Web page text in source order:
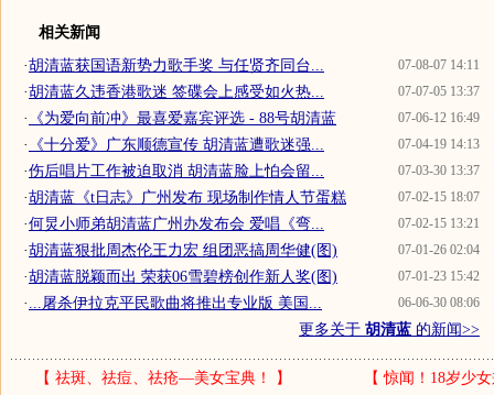
相关新闻
07-08-07 14:11
·胡清蓝获国语新势力歌手奖 与任贤齐同台...
07-07-05 13:37
·胡清蓝久违香港歌迷 签碟会上感受如火热...
07-06-12 16:49
· 《为爱向前冲》最喜爱嘉宾评选 - 88号胡清蓝
07-04-19 14:13
· 《十分爱》广东顺德宣传 胡清蓝遭歌迷强...
07-03-30 13:37
·伤后唱片工作被迫取消 胡清蓝脸上怕会留...
07-02-15 18:07
·胡清蓝《t日志》广州发布 现场制作情人节蛋糕
07-02-15 13:21
·何炅小师弟胡清蓝广州办发布会 爱唱《弯...
07-01-26 02:04
·胡清蓝狠批周杰伦王力宏 组团恶搞周华健(图)
07-01-23 15:42
·胡清蓝脱颖而出 荣获06雪碧榜创作新人奖(图)
06-06-30 08:06
·
...屠杀伊拉克平民歌曲将推出专业版 美国...
更多关于 胡清蓝 的新闻>>
【 祛斑、祛痘、祛疮—美女宝典！ 】 【惊闻！18岁少